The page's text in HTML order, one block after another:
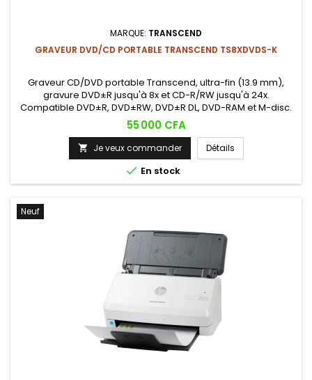
MARQUE: TRANSCEND
GRAVEUR DVD/CD PORTABLE TRANSCEND TS8XDVDS-K
Graveur CD/DVD portable Transcend, ultra-fin (13.9 mm),
gravure DVD±R jusqu'à 8x et CD-R/RW jusqu'à 24x.
Compatible DVD±R, DVD±RW, DVD±R DL, DVD-RAM et M-disc.
Alimenté directement par USB, sans adaptateur externe,
idéal pour ordinateurs portables, netbooks et Ultrabooks
dépourvus de lecteur optique intégré.
Prix
55 000 CFA
 Je veux commander Détails
 En stock
Neuf